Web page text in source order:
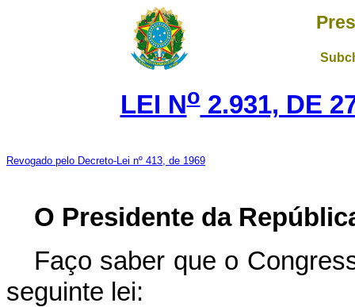
LEI No2.931, DE
Revogado pelo Decreto-Lei nº 413, de 1969
O Presidente da
Faço saber que o
seguinte lei: